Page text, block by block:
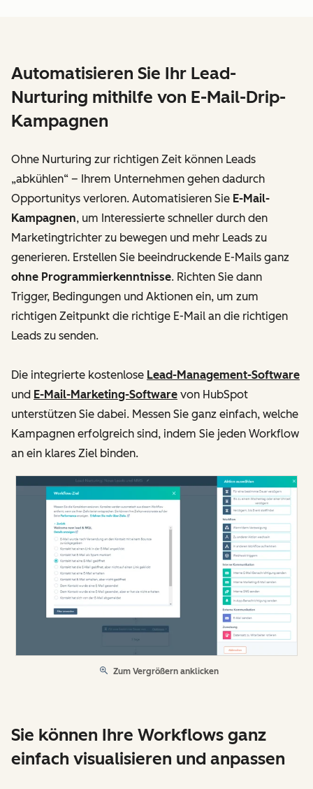
Automatisieren Sie Ihr Lead-
Nurturing mithilfe von E-Mail-Drip-
Kampagnen
Ohne Nurturing zur richtigen Zeit können Leads
„abkühlen“ – Ihrem Unternehmen gehen dadurch
Opportunitys verloren. Automatisieren Sie E-Mail-
Kampagnen, um Interessierte schneller durch den
Marketingtrichter zu bewegen und mehr Leads zu
generieren. Erstellen Sie beeindruckende E-Mails ganz
ohne Programmierkenntnisse. Richten Sie dann
Trigger, Bedingungen und Aktionen ein, um zum
richtigen Zeitpunkt die richtige E-Mail an die richtigen
Leads zu senden.
Die integrierte kostenlose Lead-Management-Software
und E-Mail-Marketing-Software von HubSpot
unterstützen Sie dabei. Messen Sie ganz einfach, welche
Kampagnen erfolgreich sind, indem Sie jeden Workflow
an ein klares Ziel binden.
Zum Vergrößern anklicken
Sie können Ihre Workflows ganz
einfach visualisieren und anpassen